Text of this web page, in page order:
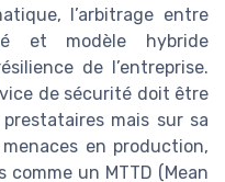
l’arbitrage entre
et modèle hybride
de l’entreprise.
de sécurité doit être
mais sur sa
en production,
un MTTD (Mean